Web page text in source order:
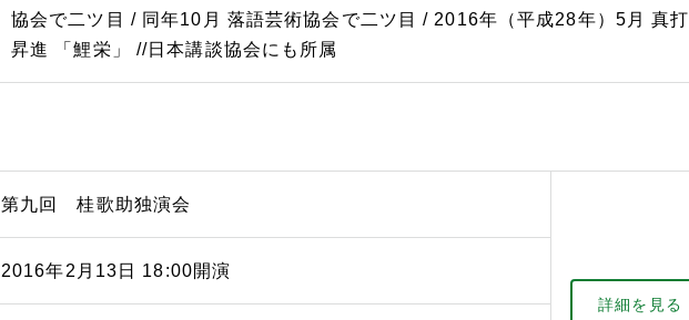
協会で二ツ目 / 同年10月 落語芸術協会で二ツ目 / 2016年（平成28年）5月 真打
昇進 「鯉栄」 //日本講談協会にも所属
第九回 桂歌助独演会
2016年2月13日 18:00開演
詳細を見る